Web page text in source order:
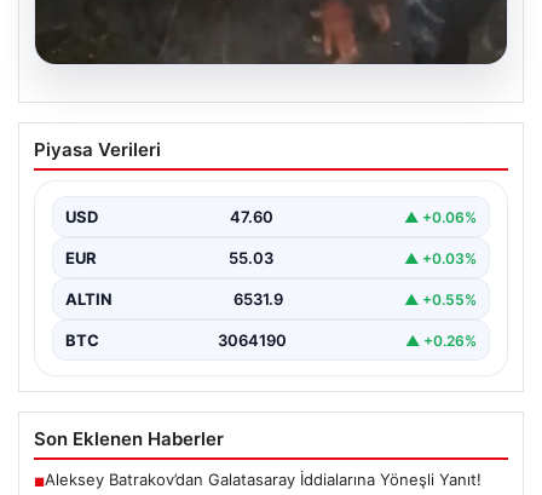
05.08.2026
Sahilde yönünü şaşıran caretta
carettayı vatandaşlar denize ulaştırdı
Piyasa Verileri
USD 47.60 ▲ +0.06%
EUR 55.03 ▲ +0.03%
ALTIN 6531.9 ▲ +0.55%
BTC 3064190 ▲ +0.26%
Son Eklenen Haberler
■Aleksey Batrakov’dan Galatasaray İddialarına Yöneşli Yanıt!